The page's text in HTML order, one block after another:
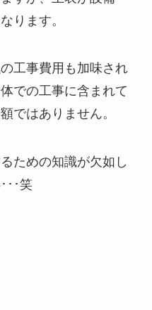
ります。
工事費用も加味され
での工事に含まれて
ではありません。
ための知識が欠如し
･･笑